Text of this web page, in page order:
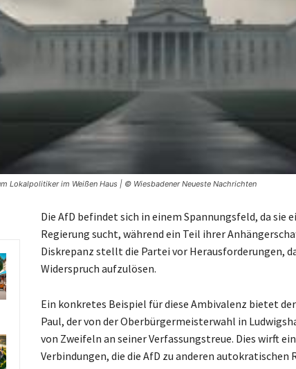
Lokalpolitiker im Weißen Haus | © Wiesbadener Neueste Nachrichten
Die AfD befindet sich in einem Spannungsfeld, da sie
Regierung sucht, während ein Teil ihrer
Diskrepanz stellt die Partei vor Herausforderungen,
Widerspruch aufzulösen.
Ein konkretes Beispiel für diese Ambivalenz bietet
Paul, der von der Oberbürgermeisterwahl in
von Zweifeln an seiner Verfassungstreue. Dies wirft
Verbindungen, die die AfD zu anderen autokratischen